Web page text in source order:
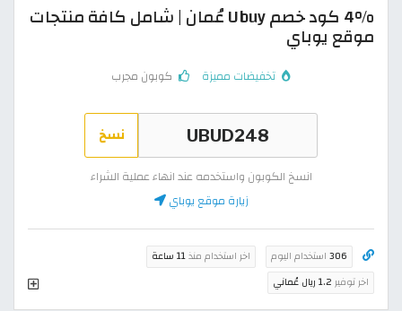
4% كود خصم Ubuy عُمان | شامل كافة منتجات
موقع يوباي
تخفيضات مميزة كوبون مجرب
نسخ
انسخ الكوبون واستخدمه عند انهاء عملية الشراء
زيارة موقع يوباي
306 استخدام اليوم اخر استخدام منذ11 ساعة
اخر توفير 1.2 ريال عُماني